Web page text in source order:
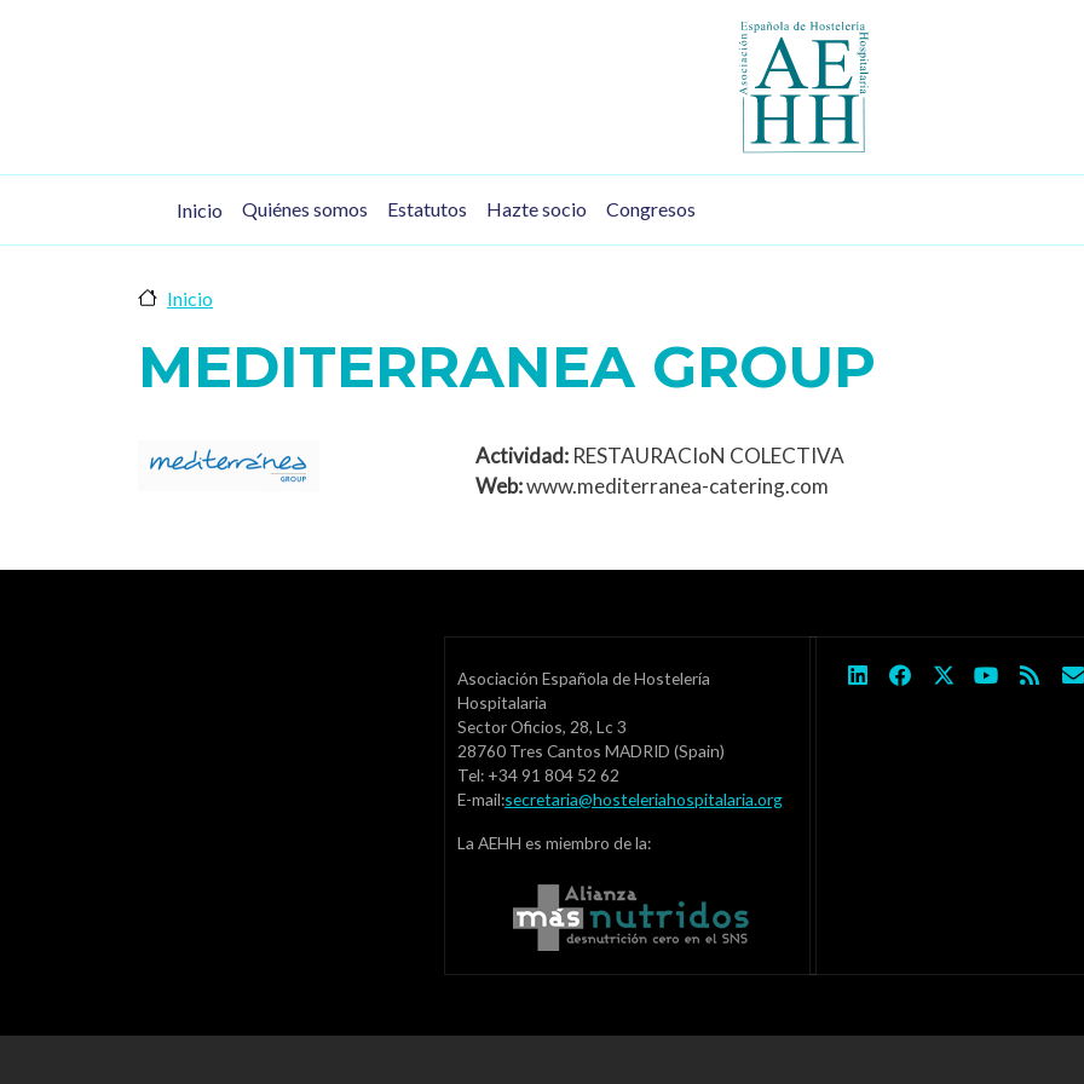
Navegación principal
Inicio Quiénes somos Estatutos Hazte socio Congresos
Inicio
MEDITERRANEA GROUP
Actividad: RESTAURACIoN COLECTIVA
Web:www.mediterranea-catering.com
Asociación Española de Hostelería
Hospitalaria
Sector Oficios, 28, Lc 3
28760 Tres Cantos MADRID (Spain)
Tel: +34 91 804 52 62
E-mail:secretaria@hosteleriahospitalaria.org
La AEHH es miembro de la: